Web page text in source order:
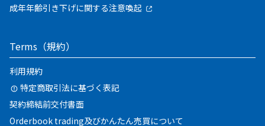
成年年齢引き下げに関する注意喚起
Terms（規約）
利用規約
特定商取引法に基づく表記
契約締結前交付書面
Orderbook trading及びかんたん売買について